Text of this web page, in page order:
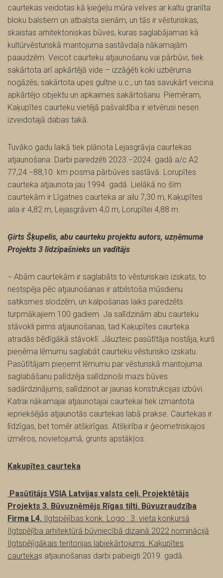
caurtekas veidotas kā ķieģeļu mūra velves ar kaltu granīta
bloku balstiem un atbalsta sienām, un tās ir vēsturiskas,
skaistas arhitektoniskas būves, kuras saglabājamas kā
kultūrvēsturiskā mantojuma sastāvdaļa nākamajām
paaudzēm. Veicot caurteku atjaunošanu vai pārbūvi, tiek
sakārtota arī apkārtējā vide – izzāģēti koki uzbēruma
nogāzēs, sakārtota upes gultne u.c., un tas savukārt veicina
apkārtējo objektu un apkaimes sakārtošanu. Piemēram,
Kaķupītes caurteku vietējā pašvaldība ir ietvērusi nesen
izveidotajā dabas takā.
Tuvāko gadu laikā tiek plānota Lejasgrāvja caurtekas
atjaunošana. Darbi paredzēti 2023.−2024. gadā a/c A2
77,24.−88,10. km posma pārbūves sastāvā. Lorupītes
caurteka atjaunota jau 1994. gadā. Lielākā no šīm
caurtekām ir Līgatnes caurteka ar ailu 7,30 m, Kaķupītes
aila ir 4,82 m, Lejasgrāvim 4,0 m, Lorupītei 4,88 m.
Ģirts Šķupelis, abu caurteku projektu autors, uzņēmuma
Projekts 3 līdzīpašnieks un vadītājs
− Abām caurtekām ir saglabāts to vēsturiskais izskats, to
nestspēja pēc atjaunošanas ir atbilstoša mūsdienu
satiksmes slodzēm, un kalpošanas laiks paredzēts
turpmākajiem 100 gadiem. Ja salīdzinām abu caurteku
stāvokli pirms atjaunošanas, tad Kaķupītes caurteka
atradās bēdīgākā stāvoklī. Jāuzteic pasūtītāja nostāja, kurš
pieņēma lēmumu saglabāt caurteku vēsturisko izskatu.
Pasūtītājam pieņemt lēmumu par vēsturiskā mantojuma
saglabāšanu palīdzēja salīdzinoši mazs būves
sadārdzinājums, salīdzinot ar jaunas konstrukcijas izbūvi.
Katrai nākamajai atjaunotajai caurtekai tiek izmantota
iepriekšējās atjaunotās caurtekas labā prakse. Caurtekas ir
līdzīgas, bet tomēr atšķirīgas. Atšķirība ir ģeometriskajos
izmēros, novietojumā, grunts apstākļos.
Kaķupītes caurteka
Pasūtītājs VSIA Latvijas valsts ceļi. Projektētājs
Projekts 3. Būvuzņēmējs Rīgas tilti. Būvuzraudzība
Firma L4. Ilgtspējības konk. Logo : 3. vieta konkursā
Ilgtspējība arhitektūrā būvniecībā dizainā 2022 nominācijā
Ilgtspējīgākais teritorijas labiekārtojums. Kaķupītes
caurtekas atjaunošanas darbi pabeigti 2019. gadā.